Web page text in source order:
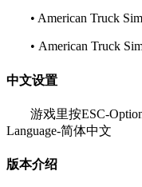
• American Truck
• American Truck
中文设置
游戏里按ESC-
Language-简体中文
版本介绍